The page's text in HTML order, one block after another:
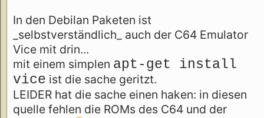
In den Debilan Paketen ist
_selbstverständlich_ auch der C64 Emulator
Vice mit drin...
mit einem simplen apt-get install
vice ist die sache geritzt.
LEIDER hat die sache einen haken: in diesen
quelle fehlen die ROMs des C64 und der